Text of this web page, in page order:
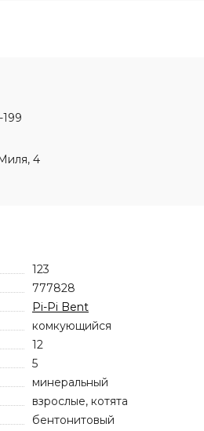
4
123
777828
Pi-Pi Bent
комкующийся
12
5
минеральный
взрослые, котята
бентонитовый